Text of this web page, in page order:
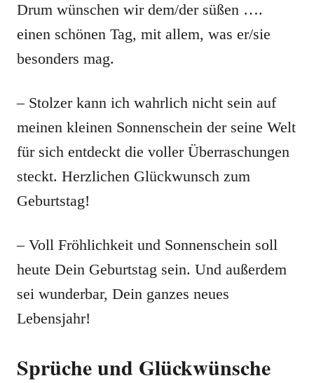
Drum wünschen wir dem/der süßen ….
einen schönen Tag, mit allem, was er/sie
besonders mag.
– Stolzer kann ich wahrlich nicht sein auf
meinen kleinen Sonnenschein der seine Welt
für sich entdeckt die voller Überraschungen
steckt. Herzlichen Glückwunsch zum
Geburtstag!
– Voll Fröhlichkeit und Sonnenschein soll
heute Dein Geburtstag sein. Und außerdem
sei wunderbar, Dein ganzes neues
Lebensjahr!
Sprüche und Glückwünsche